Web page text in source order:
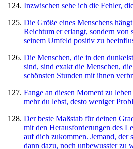
Inzwischen sehe ich die Fehler,
Die Größe eines Menschens
Reichtum er erlangt, sondern von
seinem Umfeld positiv zu
Die Menschen, die in den
sind, sind exakt die Menschen,
schönsten Stunden mit ihnen
Fange an diesen Moment zu
mehr du lebst, desto weniger
Der beste Maßstab für deinen
mit den Herausforderungen des
auf dich zukommen. Jemand, der
dann dazu, noch unbewusster zu